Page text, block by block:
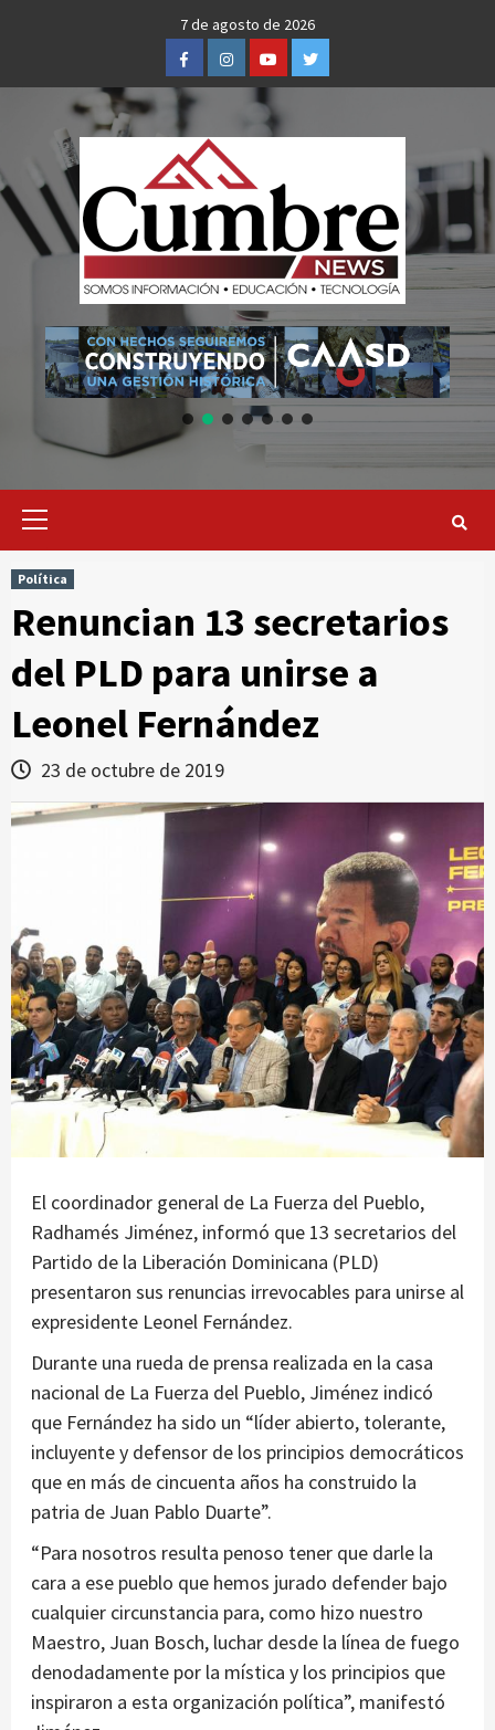
7 de agosto de 2026
FacebookInstagramYoutubeTwitter
Primary
Política
Renuncian 13 secretarios
del PLD para unirse a
Leonel Fernández
23 de octubre de 2019
El coordinador general de La Fuerza del Pueblo,
Radhamés Jiménez, informó que 13 secretarios del
Partido de la Liberación Dominicana (PLD)
presentaron sus renuncias irrevocables para unirse al
expresidente Leonel Fernández.
Durante una rueda de prensa realizada en la casa
nacional de La Fuerza del Pueblo, Jiménez indicó
que Fernández ha sido un “líder abierto, tolerante,
incluyente y defensor de los principios democráticos
que en más de cincuenta años ha construido la
patria de Juan Pablo Duarte”.
“Para nosotros resulta penoso tener que darle la
cara a ese pueblo que hemos jurado defender bajo
cualquier circunstancia para, como hizo nuestro
Maestro, Juan Bosch, luchar desde la línea de fuego
denodadamente por la mística y los principios que
inspiraron a esta organización política”, manifestó